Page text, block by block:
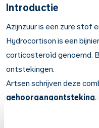
Introductie
Azijnzuur is een zure stof
Hydrocortison is een
corticosteroïd genoemd.
ontstekingen.
Artsen schrijven deze
gehoorgangontsteking.
Belangrijk om te